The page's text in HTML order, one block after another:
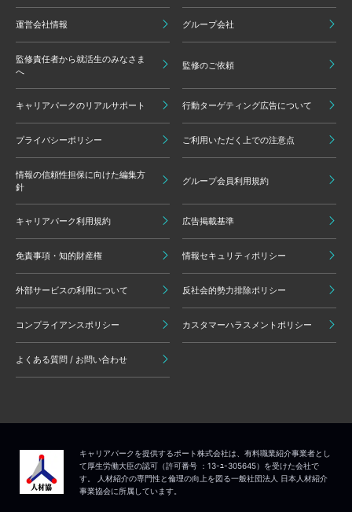
運営会社情報 グループ会社
監修責任者から就活生のみなさま
へ
監修のご依頼
キャリアパークのリアルサポート 行動ターゲティング広告について
プライバシーポリシー ご利用いただく上での注意点
情報の信頼性担保に向けた編集方
針
グループ会員利用規約
キャリアパーク利用規約 広告掲載基準
免責事項・知的財産権 情報セキュリティポリシー
外部サービスの利用について 反社会的勢力排除ポリシー
コンプライアンスポリシー カスタマーハラスメントポリシー
よくある質問 / お問い合わせ